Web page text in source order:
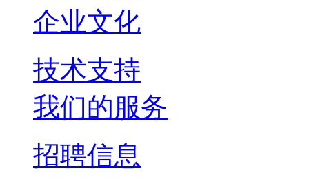
企业文化
技术支持
我们的服务
招聘信息